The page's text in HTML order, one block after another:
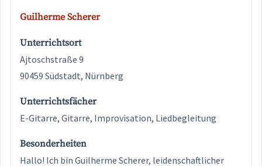
Guilherme Scherer
Unterrichtsort
Ajtoschstraße 9
90459 Südstadt, Nürnberg
Unterrichtsfächer
E-Gitarre, Gitarre, Improvisation, Liedbegleitung
Besonderheiten
Hallo! Ich bin Guilherme Scherer, leidenschaftlicher